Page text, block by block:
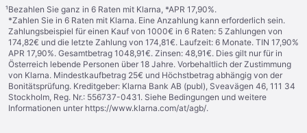
¹Bezahlen Sie ganz in 6 Raten mit Klarna, *APR 17,90%.
*Zahlen Sie in 6 Raten mit Klarna. Eine Anzahlung kann erforderlich sein.
Zahlungsbeispiel für einen Kauf von 1000€ in 6 Raten: 5 Zahlungen von
174,82€ und die letzte Zahlung von 174,81€. Laufzeit: 6 Monate. TIN 17,90%
APR 17,90%. Gesamtbetrag 1048,91€. Zinsen: 48,91€. Dies gilt nur für in
Österreich lebende Personen über 18 Jahre. Vorbehaltlich der Zustimmung
von Klarna. Mindestkaufbetrag 25€ und Höchstbetrag abhängig von der
Bonitätsprüfung. Kreditgeber: Klarna Bank AB (publ), Sveavägen 46, 111 34
Stockholm, Reg. Nr.: 556737-0431. Siehe Bedingungen und weitere
Informationen unter https://www.klarna.com/at/agb/.